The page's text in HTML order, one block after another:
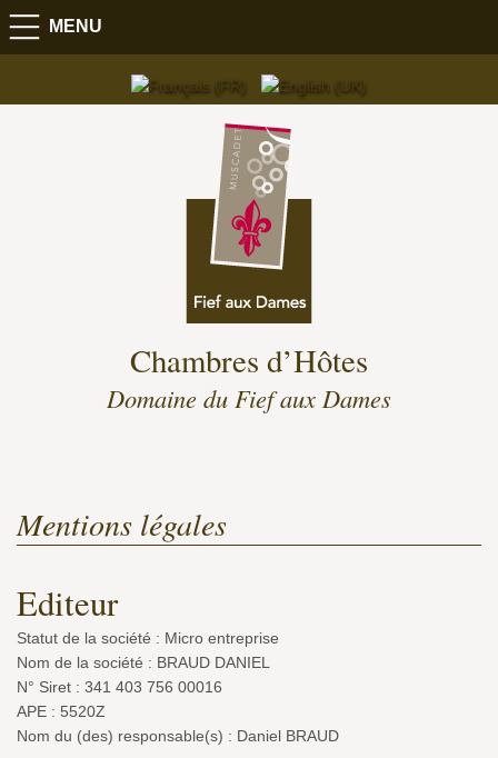
MENU
Chambres d’Hôtes
Domaine du Fief aux Dames
Mentions légales
Editeur
Statut de la société : Micro entreprise
Nom de la société : BRAUD DANIEL
N° Siret : 341 403 756 00016
APE : 5520Z
Nom du (des) responsable(s) : Daniel BRAUD